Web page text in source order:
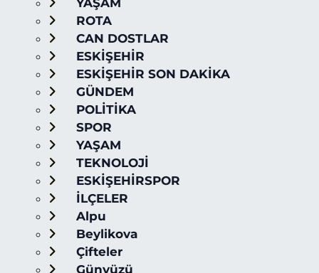
YAŞAM
ROTA
CAN DOSTLAR
ESKİŞEHİR
ESKİŞEHİR SON DAKİKA
GÜNDEM
POLİTİKA
SPOR
YAŞAM
TEKNOLOJİ
ESKİŞEHİRSPOR
İLÇELER
Alpu
Beylikova
Çifteler
Günyüzü